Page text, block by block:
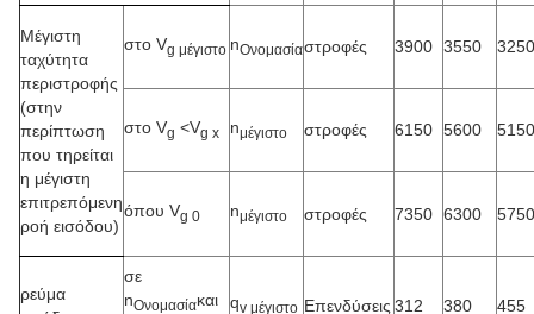
Μέγιστη
ταχύτητα
περιστροφής
(στην
περίπτωση
που τηρείται
η μέγιστη
επιτρεπόμενη
ροή εισόδου)
στο Vg μέγιστο nΟνομασίαστροφές 3900 3550 3250
στο Vg <Vg x nμέγιστο στροφές 6150 5600 5150
όπου Vg 0 nμέγιστο στροφές 7350 6300 5750
ρεύμα
σε
nΟνομασίακαι qv μέγιστο Επενδύσεις 312 380 455